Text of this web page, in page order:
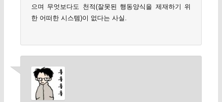
으며 무엇보다도 천적(잘못된 행동양식을 제재하기 위
한 어떠한 시스템)이 없다는 사실.